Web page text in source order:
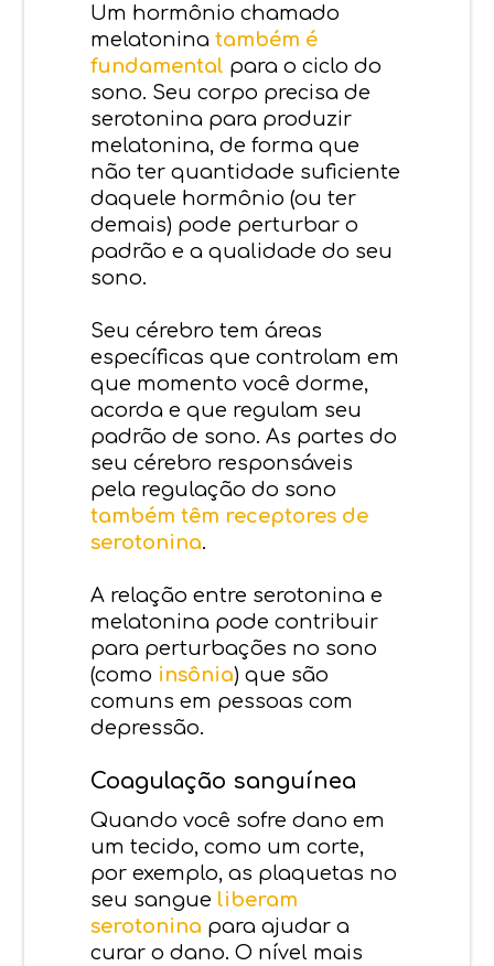
Um hormônio chamado
melatoninatambém é
fundamental para o ciclo do
sono. Seu corpo precisa de
serotonina para produzir
melatonina, de forma que
não ter quantidade suficiente
daquele hormônio (ou ter
demais) pode perturbar o
padrão e a qualidade do seu
sono.
Seu cérebro tem áreas
específicas que controlam em
que momento você dorme,
acorda e que regulam seu
padrão de sono. As partes do
seu cérebro responsáveis
pela regulação do sono
também têm receptores de
serotonina.
A relação entre serotonina e
melatonina pode contribuir
para perturbações no sono
(como insônia) que são
comuns em pessoas com
depressão.
Coagulação sanguínea
Quando você sofre dano em
um tecido, como um corte,
por exemplo, as plaquetas no
seu sangue liberam
serotonina para ajudar a
curar o dano. O nível mais